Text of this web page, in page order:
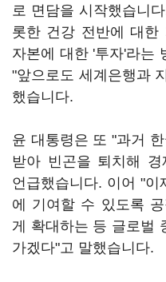
로 면담을 시작했습니
롯한 건강 전반에 대한
자본에 대한 '투자'라는
"앞으로도 세계은행과
했습니다.
윤 대통령은 또 "과거
받아 빈곤을 퇴치해
언급했습니다. 이어 "이
에 기여할 수 있도록
게 확대하는 등 글로벌
가겠다"고 말했습니다.